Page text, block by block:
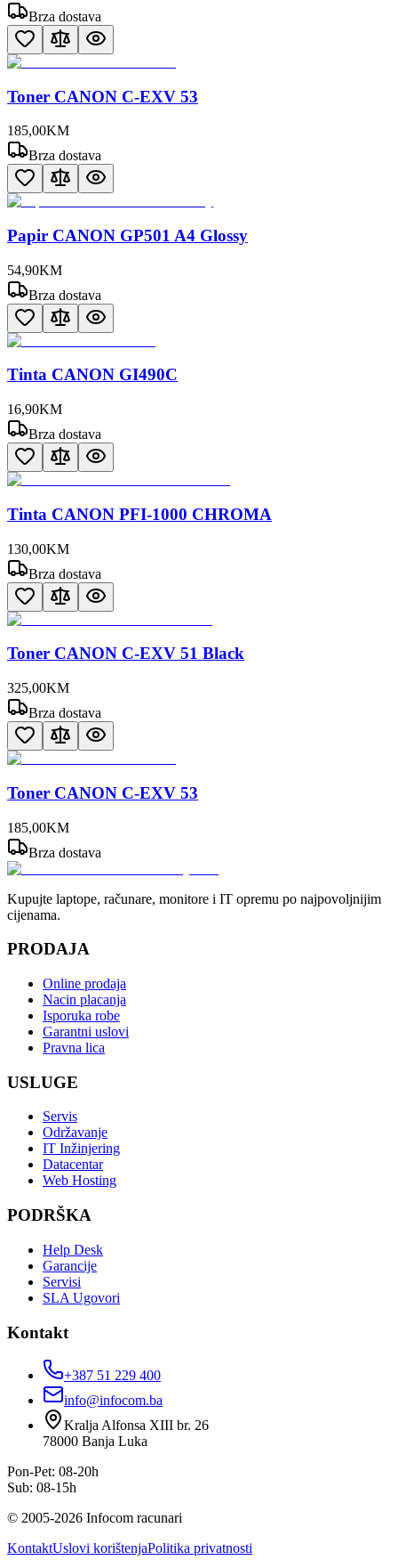
Brza dostava
Toner CANON C-EXV 53
185,00KM
Brza dostava
Papir CANON GP501 A4 Glossy
54,90KM
Brza dostava
Tinta CANON GI490C
16,90KM
Brza dostava
Tinta CANON PFI-1000 CHROMA
130,00KM
Brza dostava
Toner CANON C-EXV 51 Black
325,00KM
Brza dostava
Toner CANON C-EXV 53
185,00KM
Brza dostava
Kupujte laptope, računare, monitore i IT opremu po najpovoljnijim
cijenama.
PRODAJA
Online prodaja
Nacin placanja
Isporuka robe
Garantni uslovi
Pravna lica
USLUGE
Servis
Održavanje
IT Inžinjering
Datacentar
Web Hosting
PODRŠKA
Help Desk
Garancije
Servisi
SLA Ugovori
Kontakt
+387 51 229 400
info@infocom.ba
Kralja Alfonsa XIII br. 26
78000 Banja Luka
Pon-Pet: 08-20h
Sub: 08-15h
© 2005-2026 Infocom racunari
KontaktUslovi korištenjaPolitika privatnosti